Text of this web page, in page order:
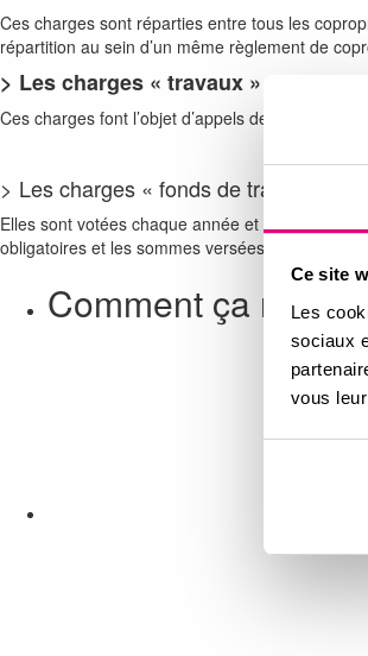
Ce site
Les
sociaux
vous
Ces charges sont réparties entre tous les
répartition au sein d’un même règlement de
> Les charges « travaux » relatives
Ces charges font l’objet d’appels de fonds à part.
> Les charges « fonds de travaux »
Elles sont votées chaque année et
obligatoires et les sommes versées sont
Comment ça